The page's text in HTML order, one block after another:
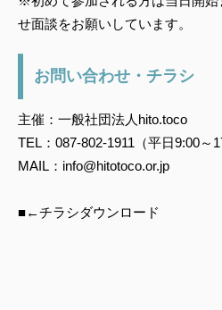
せ面談をお願いしています。
お問い合わせ・チラシ
主催：一般社団法人hito.toco
TEL：087-802-1911（平日9:00～
MAIL：info@hitotoco.or.jp
■←チラシダウンロード